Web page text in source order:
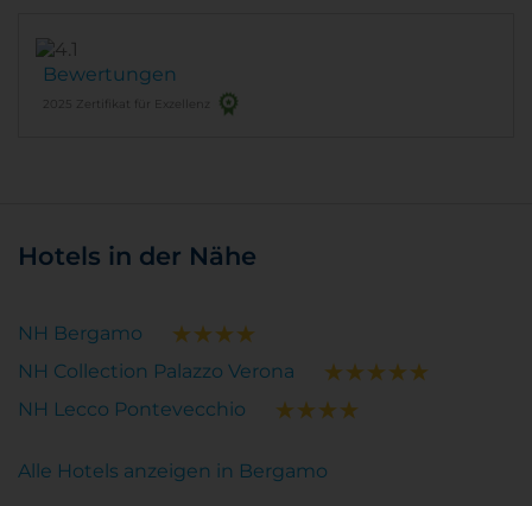
Bewertungen
2025 Zertifikat für Exzellenz
Hotels in der Nähe
NH Bergamo
NH Collection Palazzo Verona
NH Lecco Pontevecchio
Alle Hotels anzeigen in Bergamo